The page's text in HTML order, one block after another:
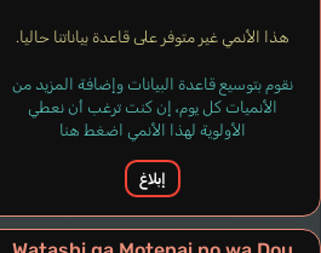
Ornelas Sara
إنجليزي
Asano Masumi
هذا الأنمي غير متوفر على قاعدة بياناتنا حاليا.
نقوم بتوسيع قاعدة البيانات وإضافة المزيد من
الأنميات كل يوم، إن كنت ترغب أن نعطي
الأولوية لهذا الأنمي اضغط هنا
إبلاغ